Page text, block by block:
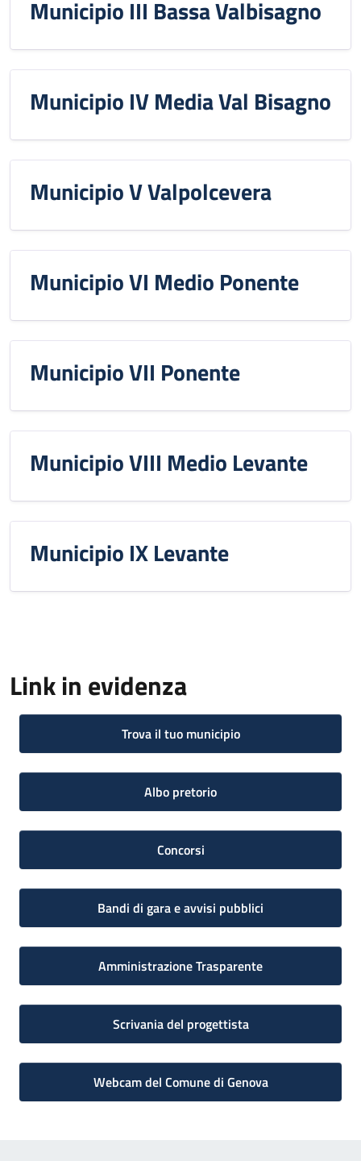
Municipio III Bassa Valbisagno
Municipio IV Media Val Bisagno
Municipio V Valpolcevera
Municipio VI Medio Ponente
Municipio VII Ponente
Municipio VIII Medio Levante
Municipio IX Levante
Link in evidenza
Trova il tuo municipio
Albo pretorio
Concorsi
Bandi di gara e avvisi pubblici
Amministrazione Trasparente
Scrivania del progettista
Webcam del Comune di Genova